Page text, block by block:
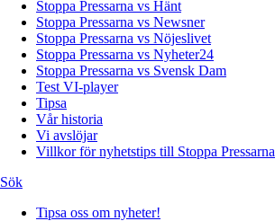
Stoppa Pressarna vs Hänt
Stoppa Pressarna vs Newsner
Stoppa Pressarna vs Nöjeslivet
Stoppa Pressarna vs Nyheter24
Stoppa Pressarna vs Svensk Dam
Test VI-player
Tipsa
Vår historia
Vi avslöjar
Villkor för nyhetstips till Stoppa Pressarna
Sök
Tipsa oss om nyheter!